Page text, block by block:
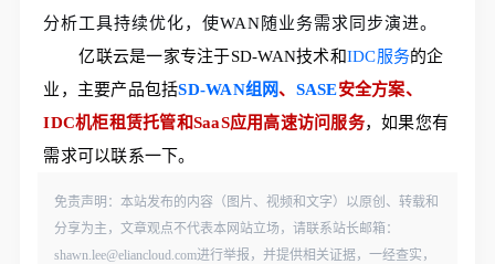
分析工具持续优化，使WAN随业务需求同步演进。
亿联云是一家专注于SD-WAN技术和IDC服务的企
业，主要产品包括SD-WAN组网、 SASE安全方案、
IDC机柜租赁托管和SaaS应用高速访问服务，如果您有
需求可以联系一下。
免责声明：本站发布的内容（图片、视频和文字）以原创、转载和
分享为主，文章观点不代表本网站立场，请联系站长邮箱：
shawn.lee@eliancloud.com进行举报，并提供相关证据，一经查实，